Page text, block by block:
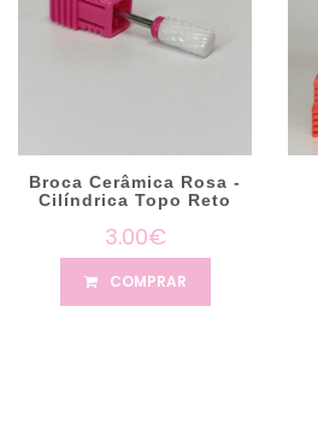
Broca Cerâmica Rosa -
Cilíndrica Topo Reto
3.00€
COMPRAR